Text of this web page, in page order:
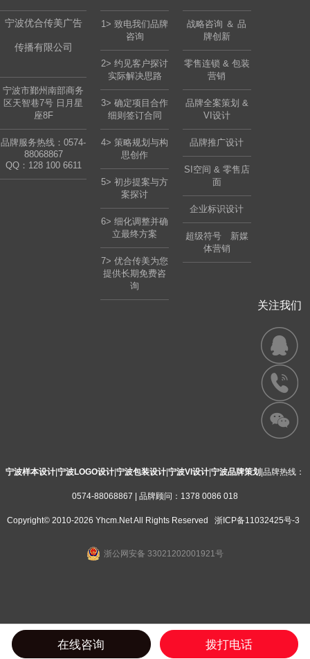
宁波优合传美广告
传播有限公司
宁波市鄞州南部商务
区天智巷7号 日月星
座8F
品牌服务热线：0574-
88068867
QQ： 128 100 6611
1> 致电我们品牌
咨询
2> 约见客户探讨
实际解决思路
3> 确定项目合作
细则签订合同
4> 策略规划与构
思创作
5> 初步提案与方
案探讨
6> 细化调整并确
立最终方案
7> 优合传美为您
提供长期免费咨
询
战略咨询 ＆ 品
牌创新
零售连锁 & 包装
营销
品牌全案策划 &
VI设计
品牌推广设计
SI空间 & 零售店
面
企业标识设计
超级符号 新媒
体营销
关注我们
宁波样本设计 宁波LOGO设计 宁波包装设计 宁波VI设计 宁波品牌策划 |品牌热线：
0574-88068867 | 品牌顾问：1378 0086 018
Copyright© 2010-2026 Yhcm.Net All Rights Reserved 浙ICP备11032425号-3
浙公网安备 33021202001921号
在线咨询 拨打电话